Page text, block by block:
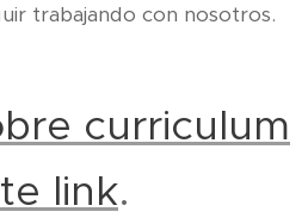
trabajando con nosotros.
curriculum
link.